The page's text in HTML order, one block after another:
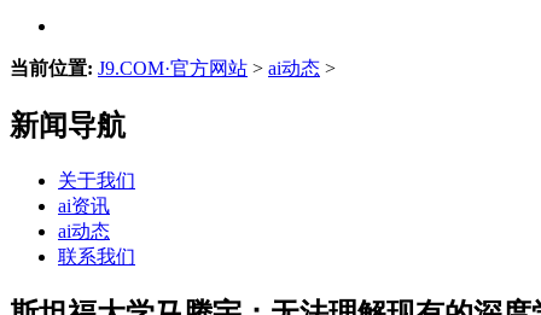
当前位置: J9.COM·官方网站 > ai动态 >
新闻导航
关于我们
ai资讯
ai动态
联系我们